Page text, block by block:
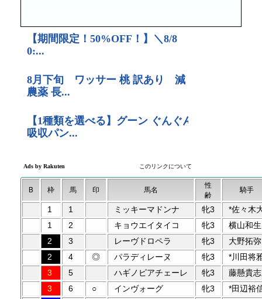
B 枠 馬 印 馬名
性
齢
騎手
1 1 ミッキーマドンナ 牝3
*佐々木
1
2 キョウエイタイコ 牝3
横山和生
2
3 レーヴドロペラ 牝3
大野拓弥
2
4 ◎ パラディレーヌ 牝3
*川田将
3
5 ハギノピアチェーレ 牝3
藤懸貴志
3
6 ○ インヴォーグ 牝3
*田辺裕